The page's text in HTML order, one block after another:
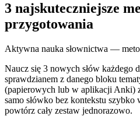
3 najskuteczniejsze
przygotowania
Aktywna nauka słownictwa —
Naucz się 3 nowych słów każdego
sprawdzianem z danego bloku
(papierowych lub w aplikacji Anki)
samo słówko bez kontekstu
powtórz cały zestaw jednorazowo.